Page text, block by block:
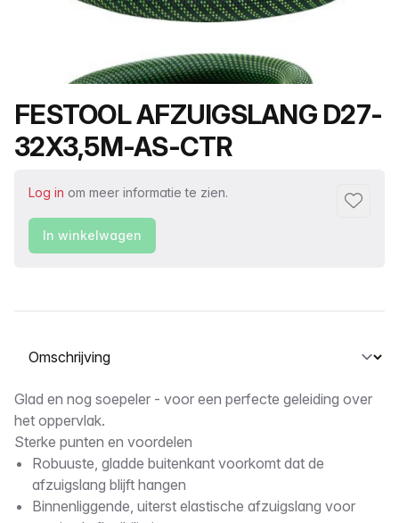
Productnaam
FESTOOL AFZUIGSLANG D27-
32X3,5M-AS-CTR
Log in om meer informatie te zien.
In winkelwagen
Selecteer een tabblad
Omschrijving
Glad en nog soepeler - voor een perfecte geleiding over
het oppervlak.
Sterke punten en voordelen
Robuuste, gladde buitenkant voorkomt dat de
afzuigslang blijft hangen
Binnenliggende, uiterst elastische afzuigslang voor